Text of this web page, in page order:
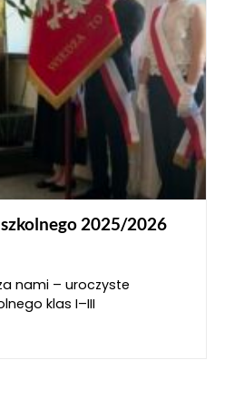
2025/2026
nami – uroczyste
klas I–III